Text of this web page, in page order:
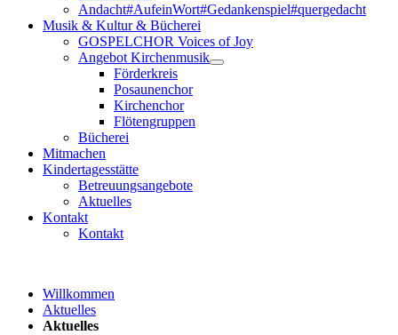
Andacht#AufeinWort#Gedankenspiel#quergedacht
Musik & Kultur & Bücherei
GOSPELCHOR Voices of Joy
Angebot Kirchenmusik
Förderkreis
Posaunenchor
Kirchenchor
Flötengruppen
Bücherei
Mitmachen
Kindertagesstätte
Betreuungsangebote
Aktuelles
Kontakt
Kontakt
Willkommen
Aktuelles
Aktuelles